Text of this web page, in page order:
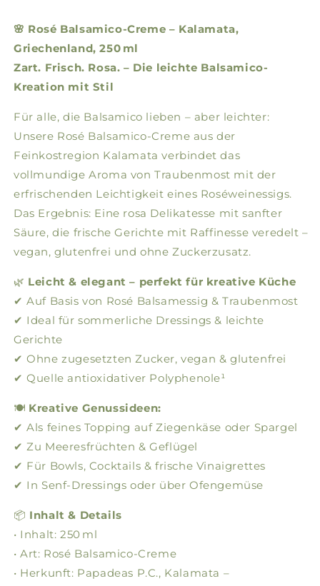
🌸 Rosé Balsamico-Creme – Kalamata,
Griechenland, 250 ml
Zart. Frisch. Rosa. – Die leichte Balsamico-
Kreation mit Stil
Für alle, die Balsamico lieben – aber leichter:
Unsere Rosé Balsamico-Creme aus der
Feinkostregion Kalamata verbindet das
vollmundige Aroma von Traubenmost mit der
erfrischenden Leichtigkeit eines Roséweinessigs.
Das Ergebnis: Eine rosa Delikatesse mit sanfter
Säure, die frische Gerichte mit Raffinesse veredelt –
vegan, glutenfrei und ohne Zuckerzusatz.
🌿 Leicht & elegant – perfekt für kreative Küche
✔ Auf Basis von Rosé Balsamessig & Traubenmost
✔ Ideal für sommerliche Dressings & leichte
Gerichte
✔ Ohne zugesetzten Zucker, vegan & glutenfrei
✔ Quelle antioxidativer Polyphenole¹
🍽️ Kreative Genussideen:
✔ Als feines Topping auf Ziegenkäse oder Spargel
✔ Zu Meeresfrüchten & Geflügel
✔ Für Bowls, Cocktails & frische Vinaigrettes
✔ In Senf-Dressings oder über Ofengemüse
📦 Inhalt & Details
• Inhalt: 250 ml
• Art: Rosé Balsamico-Creme
• Herkunft: Papadeas P.C., Kalamata –